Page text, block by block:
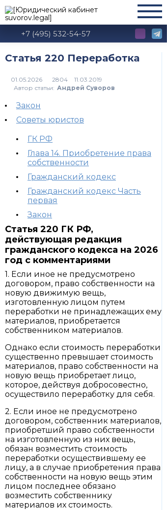
+7 (495) 532-54-57
Статья 220 Переработка
2804
Автор статьи: Андрей Суворов
Закон
Советы юристов
ГК РФ
Глава 14. Приобретение права
собственности
Гражданский кодекс
Гражданский кодекс Часть
первая
Закон
Статья 220 ГК РФ,
действующая редакция
гражданского кодекса на 2026
год с комментариями
1. Если иное не предусмотрено
договором, право собственности на
новую движимую вещь,
изготовленную лицом путем
переработки не принадлежащих ему
материалов, приобретается
собственником материалов.
Однако если стоимость переработки
существенно превышает стоимость
материалов, право собственности на
новую вещь приобретает лицо,
которое, действуя добросовестно,
осуществило переработку для себя.
2. Если иное не предусмотрено
договором, собственник материалов,
приобретший право собственности
на изготовленную из них вещь,
обязан возместить стоимость
переработки осуществившему ее
лицу, а в случае приобретения права
собственности на новую вещь этим
лицом последнее обязано
возместить собственнику
материалов их стоимость.